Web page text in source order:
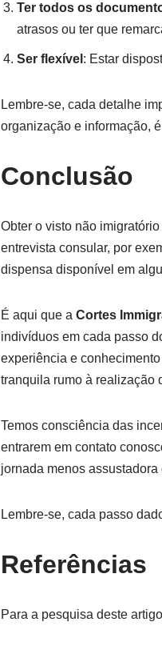
Ter todos os
atrasos ou ter que
Ser flexível : Estar
Lembre-se, cada detalhe
organização e informação,
Conclusão
Obter o visto não
entrevista consular, por
dispensa disponível em
É aqui que aCortes
indivíduos em cada passo
experiência e
tranquila rumo à realização
Temos consciência das
entrarem em contato
jornada menos
Lembre-se, cada passo
Referências
Para a pesquisa deste